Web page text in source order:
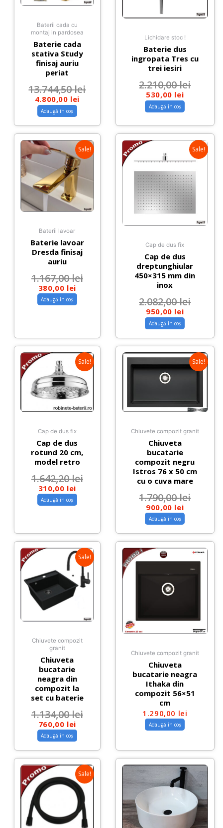
Baterii cada cu
montaj in pardosea
Baterie cada
stativa Study
finisaj auriu
periat
13.744,50lei
4.800,00 lei
Adaugă în coș
Lichidare stoc !
Baterie dus
ingropata Tres cu
trei iesiri
2.210,00lei
530,00 lei
Adaugă în coș
Sale!
Baterii lavoar
Baterie lavoar
Dresda finisaj
auriu
1.167,00lei
380,00 lei
Adaugă în coș
Sale!
Cap de dus fix
Cap de dus
dreptunghiular
450×315 mm din
inox
2.082,00lei
950,00 lei
Adaugă în coș
Sale!
Cap de dus fix
Cap de dus
rotund 20 cm,
model retro
1.642,20lei
310,00 lei
Adaugă în coș
Sale!
Chiuvete compozit granit
Chiuveta
bucatarie
compozit negru
Istros 76 x 50 cm
cu o cuva mare
1.790,00lei
900,00 lei
Adaugă în coș
Sale!
Chiuvete compozit
granit
Chiuveta
bucatarie
neagra din
compozit la
set cu baterie
1.134,00lei
760,00 lei
Adaugă în coș
Chiuvete compozit granit
Chiuveta
bucatarie neagra
Ithaka din
compozit 56×51
cm
1.290,00 lei
Adaugă în coș
Sale!